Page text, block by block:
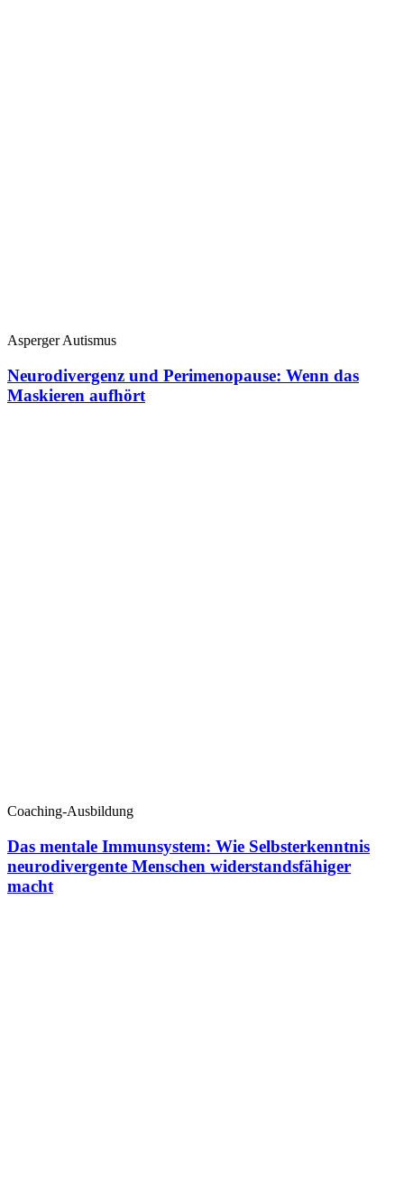
Asperger Autismus
Neurodivergenz und Perimenopause: Wenn das
Maskieren aufhört
Coaching-Ausbildung
Das mentale Immunsystem: Wie Selbsterkenntnis
neurodivergente Menschen widerstandsfähiger
macht